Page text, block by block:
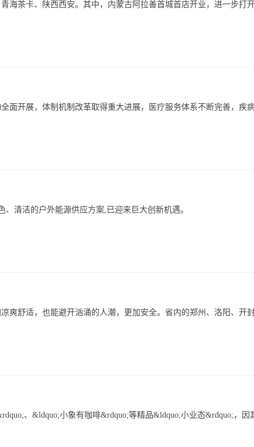
海茶卡、陕西西安。其中，内蒙古阿拉善首城首店开业，进一步打
面开展，体制机制改革取得重大进展，医疗服务体系不断完善，疾
清洁的户外能源供应方案,已迎来巨大创新机遇。
爽舒适，也能避开汹涌的人潮，更加安全。省内的郑州、洛阳、开
、&ldquo;小象有咖啡&rdquo;等精品&ldquo;小业态&rdquo;，因